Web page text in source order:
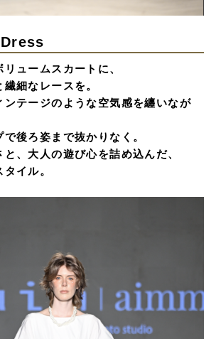
ュームスカートに、
細なレースを。
ンテージのような空気感を纏いなが
後ろ姿まで抜かりなく。
、大人の遊び心を詰め込んだ、
イル。